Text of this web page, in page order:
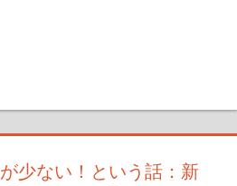
少ない！という話：新